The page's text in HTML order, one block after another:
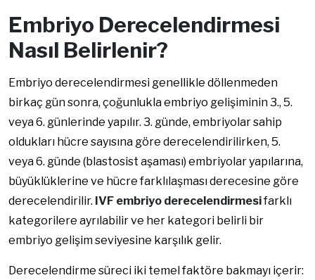
Embriyo Derecelendirmesi
Nasıl Belirlenir?
Embriyo derecelendirmesi genellikle döllenmeden
birkaç gün sonra, çoğunlukla embriyo gelişiminin 3., 5.
veya 6. günlerinde yapılır. 3. günde, embriyolar sahip
oldukları hücre sayısına göre derecelendirilirken, 5.
veya 6. günde (blastosist aşaması) embriyolar yapılarına,
büyüklüklerine ve hücre farklılaşması derecesine göre
derecelendirilir. IVF embriyo derecelendirmesifarklı
kategorilere ayrılabilir ve her kategori belirli bir
embriyo gelişim seviyesine karşılık gelir.
Derecelendirme süreci iki temel faktöre bakmayı içerir: